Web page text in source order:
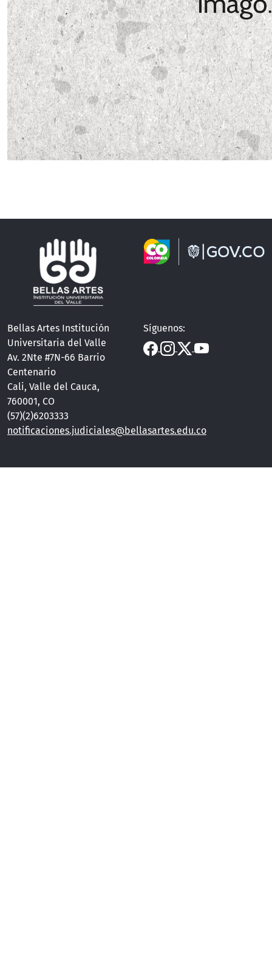
Bellas Artes Institución
Universitaria del Valle
Av. 2Nte #7N-66 Barrio
Centenario
Cali, Valle del Cauca,
760001, CO
(57)(2)6203333
notificaciones.judiciales@bellasartes.edu.co
Síguenos: